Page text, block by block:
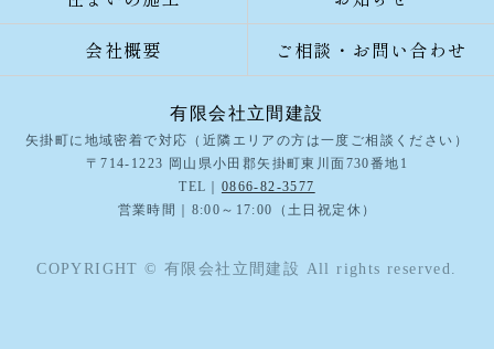
会社概要
ご相談・お問い合わせ
有限会社立間建設
矢掛町に地域密着で対応（近隣エリアの方は一度ご相談ください）
〒714-1223 岡山県小田郡矢掛町東川面730番地1
TEL｜ 0866-82-3577
営業時間｜8:00～17:00（土日祝定休）
COPYRIGHT © 有限会社立間建設 All rights reserved.